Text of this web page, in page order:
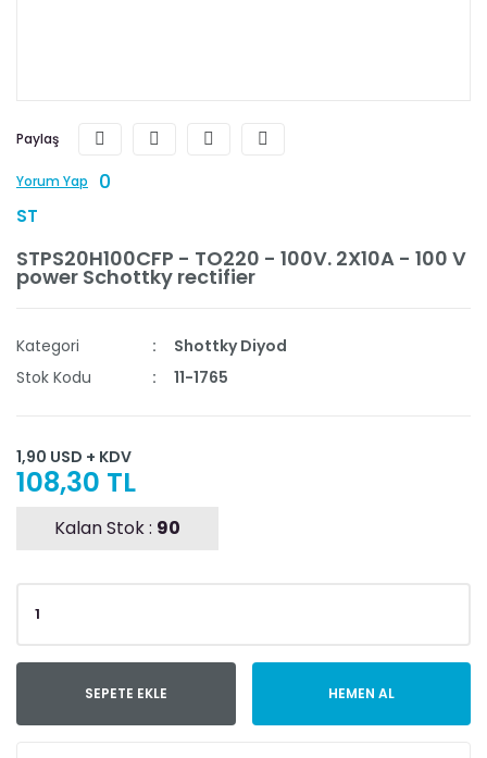
Paylaş
Yorum Yap 0
ST
STPS20H100CFP - TO220 - 100V. 2X10A - 100 V
power Schottky rectifier
Kategori
Shottky Diyod
Stok Kodu
11-1765
1,90 USD + KDV
108,30 TL
Kalan Stok : 90
SEPETE EKLE HEMEN AL